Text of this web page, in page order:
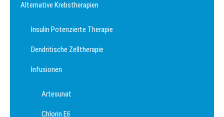
Alternative Krebstherapien
Insulin Potenzierte Therapie
Dendritische Zelltherapie
Infusionen
Artesunat
Chlorin E6